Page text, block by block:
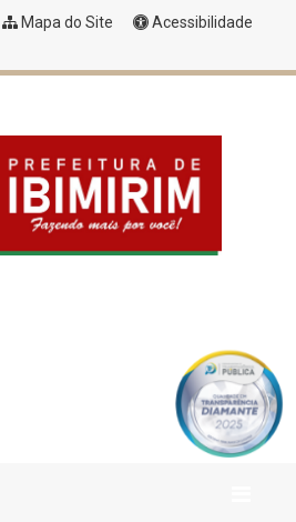
Mapa do Site
Acessibilidade